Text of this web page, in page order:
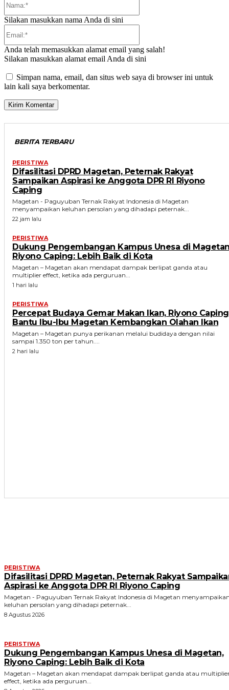
Silakan masukkan nama Anda di sini
Anda telah memasukkan alamat email yang salah!
Silakan masukkan alamat email Anda di sini
Simpan nama, email, dan situs web saya di browser ini untuk
lain kali saya berkomentar.
BERITA TERBARU
PERISTIWA
Difasilitasi DPRD Magetan, Peternak Rakyat
Sampaikan Aspirasi ke Anggota DPR RI Riyono
Caping
Magetan - Paguyuban Ternak Rakyat Indonesia di Magetan
menyampaikan keluhan persolan yang dihadapi peternak...
22 jam lalu
PERISTIWA
Dukung Pengembangan Kampus Unesa di
Riyono Caping: Lebih Baik di Kota
Magetan – Magetan akan mendapat dampak berlipat ganda atau
multiplier effect, ketika ada perguruan...
1 hari lalu
PERISTIWA
Percepat Budaya Gemar Makan Ikan, Riyono Caping
Bantu Ibu-Ibu Magetan Kembangkan Olahan Ikan
Magetan – Magetan punya perikanan melalui budidaya dengan nilai
sampai 1.350 ton per tahun....
2 hari lalu
PERISTIWA
Difasilitasi DPRD Magetan, Peternak Rakyat
Aspirasi ke Anggota DPR RI Riyono Caping
Magetan - Paguyuban Ternak Rakyat Indonesia di Magetan
keluhan persolan yang dihadapi peternak...
8 Agustus 2026
PERISTIWA
Dukung Pengembangan Kampus Unesa di Magetan,
Riyono Caping: Lebih Baik di Kota
Magetan – Magetan akan mendapat dampak berlipat ganda atau
effect, ketika ada perguruan...